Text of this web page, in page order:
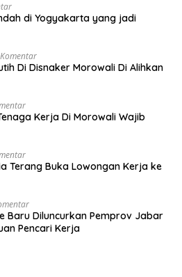
di Yogyakarta yang jadi
Di Disnaker Morowali Di Alihkan
Kerja Di Morowali Wajib
Terang Buka Lowongan Kerja ke
Baru Diluncurkan Pemprov Jabar
Pencari Kerja